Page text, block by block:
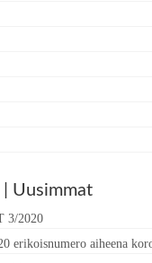
Uusimmat
3/2020
erikoisnumero aiheena